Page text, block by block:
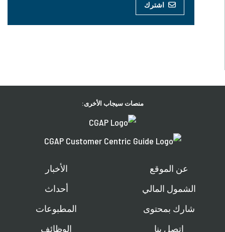
اشترك
منصات سيجاب الأخرى:
عن الموقع
الشمول المالي
شارك بمحتوى
اتصل بنا
الأخبار
أحداث
المطبوعات
الوظائف